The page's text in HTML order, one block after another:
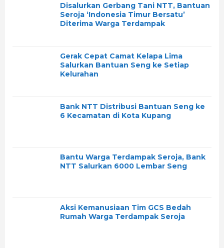
Disalurkan Gerbang Tani NTT, Bantuan
Seroja ‘Indonesia Timur Bersatu’
Diterima Warga Terdampak
Gerak Cepat Camat Kelapa Lima
Salurkan Bantuan Seng ke Setiap
Kelurahan
Bank NTT Distribusi Bantuan Seng ke
6 Kecamatan di Kota Kupang
Bantu Warga Terdampak Seroja, Bank
NTT Salurkan 6000 Lembar Seng
Aksi Kemanusiaan Tim GCS Bedah
Rumah Warga Terdampak Seroja